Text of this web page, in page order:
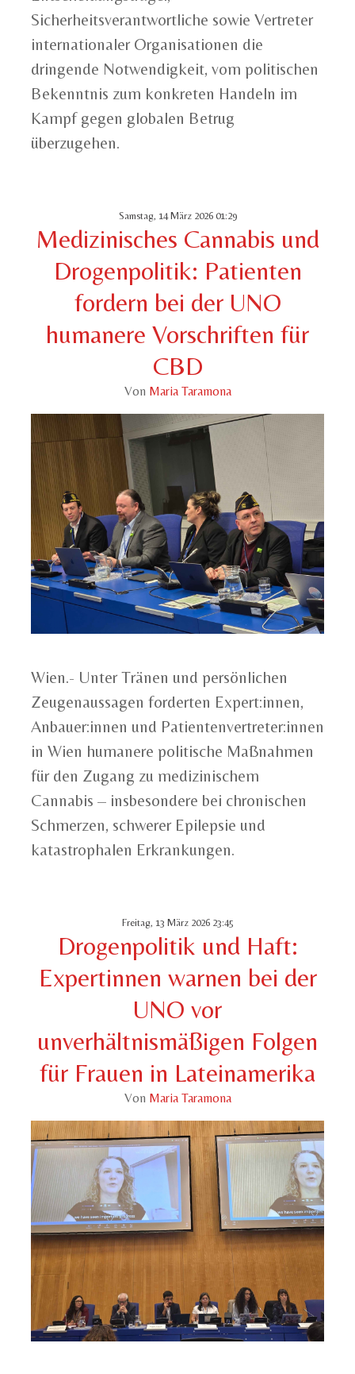
Sicherheitsverantwortliche sowie Vertreter
internationaler Organisationen die
dringende Notwendigkeit, vom politischen
Bekenntnis zum konkreten Handeln im
Kampf gegen globalen Betrug
überzugehen.
Samstag, 14 März 2026 01:29
Medizinisches Cannabis und
Drogenpolitik: Patienten
fordern bei der UNO
humanere Vorschriften für
CBD
Von Maria Taramona
Wien.- Unter Tränen und persönlichen
Zeugenaussagen forderten Expert:innen,
Anbauer:innen und Patientenvertreter:innen
in Wien humanere politische Maßnahmen
für den Zugang zu medizinischem
Cannabis – insbesondere bei chronischen
Schmerzen, schwerer Epilepsie und
katastrophalen Erkrankungen.
Freitag, 13 März 2026 23:45
Drogenpolitik und Haft:
Expertinnen warnen bei der
UNO vor
unverhältnismäßigen Folgen
für Frauen in Lateinamerika
Von Maria Taramona